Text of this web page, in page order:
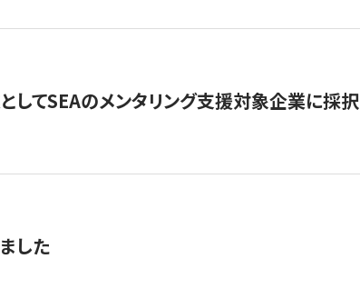
してSEAのメンタリング支援対象企業に採択
した